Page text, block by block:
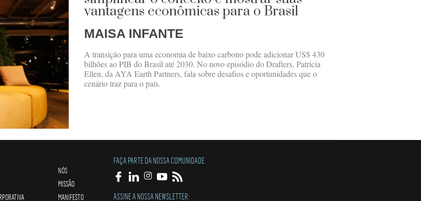
vantagens econômicas para o Brasil
MAISA INFANTE
A transição para uma economia de baixo carbono pode adicionar US$ 430
bilhões ao PIB do Brasil até 2030. No novo episódio do Drafters, Patricia
Ellen, da AYA Earth Partners, fala sobre desafios e oportunidades que o
cenário traz para o país.
NÓS
MISSÃO
MANIFESTO
FAÇA PARTE DA NOSSA COMUNIDADE
ASSINE A NOSSA NEWSLETTER: